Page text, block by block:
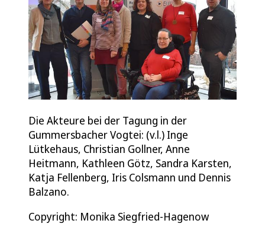
Die Akteure bei der Tagung in der
Gummersbacher Vogtei: (v.l.) Inge
Lütkehaus, Christian Gollner, Anne
Heitmann, Kathleen Götz, Sandra Karsten,
Katja Fellenberg, Iris Colsmann und Dennis
Balzano.
Copyright: Monika Siegfried-Hagenow